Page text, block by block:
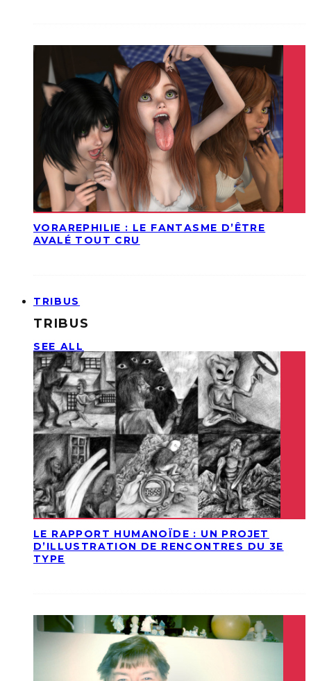
VORAREPHILIE : LE FANTASME D’ÊTRE
AVALÉ TOUT CRU
TRIBUS
TRIBUS
SEE ALL
LE RAPPORT HUMANOÏDE : UN PROJET
D’ILLUSTRATION DE RENCONTRES DU 3E
TYPE